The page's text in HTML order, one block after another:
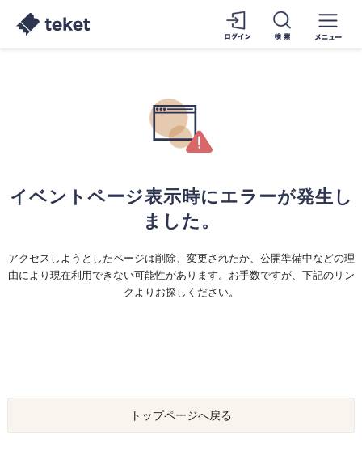
イベントページ表示時にエラーが発生し
ました。
アクセスしようとしたページは削除、変更されたか、公開準備中などの理
由により現在利用できない可能性があります。お手数ですが、下記のリン
クよりお探しください。
トップページへ戻る